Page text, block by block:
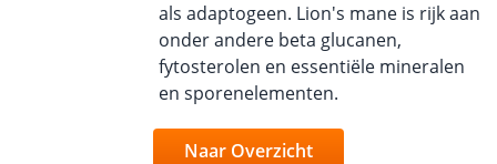
als adaptogeen. Lion's mane is rijk aan
onder andere beta glucanen,
fytosterolen en essentiële mineralen
en sporenelementen.
Naar Overzicht